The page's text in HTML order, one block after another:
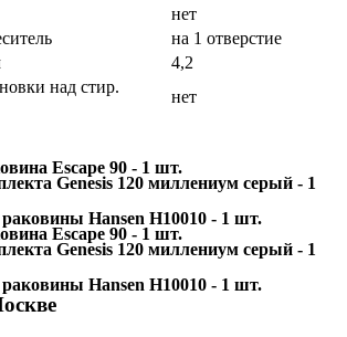
нет
на 1 отверстие
4,2
над стир.
нет
Escape 90 - 1 шт.
Genesis 120 миллениум серый - 1
Hansen H10010 - 1 шт.
Escape 90 - 1 шт.
Genesis 120 миллениум серый - 1
Hansen H10010 - 1 шт.